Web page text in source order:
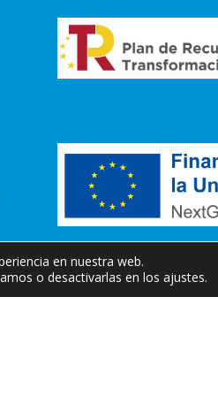
en nuestra web.
o desactivarlas en los ajustes.